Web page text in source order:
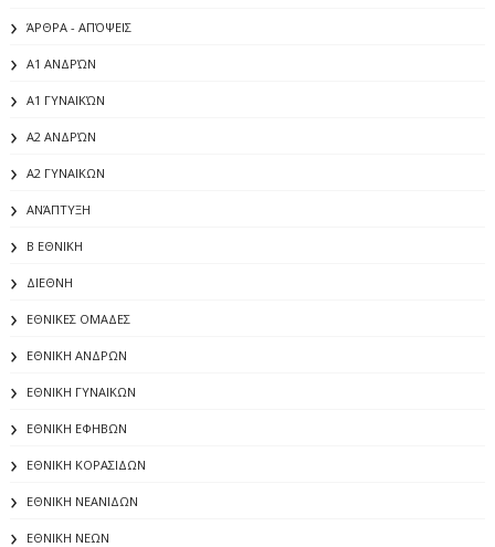
ΆΡΘΡΑ - ΑΠΌΨΕΙΣ
Α1 ΑΝΔΡΏΝ
Α1 ΓΥΝΑΙΚΏΝ
Α2 ΑΝΔΡΏΝ
Α2 ΓΥΝΑΙΚΩΝ
ΑΝΆΠΤΥΞΗ
Β ΕΘΝΙΚΗ
ΔΙΕΘΝΗ
ΕΘΝΙΚΕΣ ΟΜΑΔΕΣ
ΕΘΝΙΚΗ ΑΝΔΡΩΝ
ΕΘΝΙΚΗ ΓΥΝΑΙΚΩΝ
ΕΘΝΙΚΗ ΕΦΗΒΩΝ
ΕΘΝΙΚΗ ΚΟΡΑΣΙΔΩΝ
ΕΘΝΙΚΗ ΝΕΑΝΙΔΩΝ
ΕΘΝΙΚΗ ΝΕΩΝ